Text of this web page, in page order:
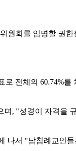
원회를 임명할 권
전체의 60.74%를
며, "성경이 자격을
나서 "남침례교인